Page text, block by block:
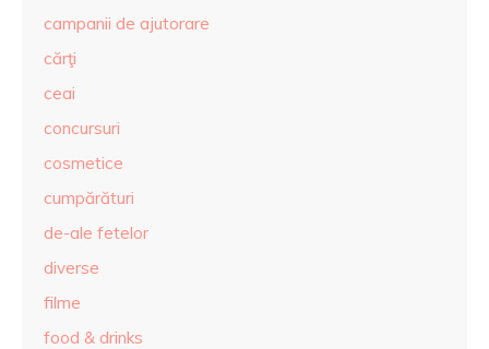
campanii de ajutorare
cărţi
ceai
concursuri
cosmetice
cumpărături
de-ale fetelor
diverse
filme
food & drinks